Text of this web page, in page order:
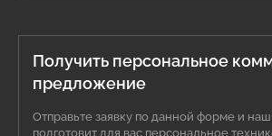
Получить персональное
предложение
Отправьте заявку по данной форме и
подготовит для вас персональное